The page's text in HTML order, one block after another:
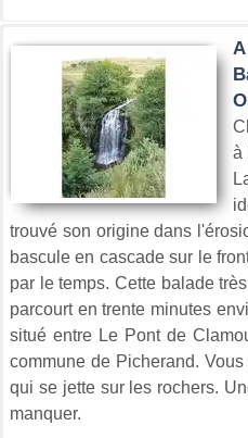
à
trouvé son origine dans
bascule en cascade sur le
par le temps. Cette balade
parcourt en trente minutes
situé entre Le Pont de
commune de Picherand.
qui se jette sur les rochers.
manquer.